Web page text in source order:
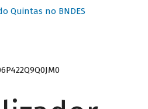
Quintas no BNDES